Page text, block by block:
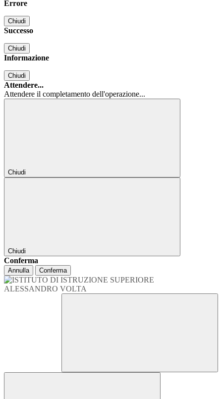
Errore
Chiudi
Successo
Chiudi
Informazione
Chiudi
Attendere...
Attendere il completamento dell'operazione...
Chiudi
Chiudi
Conferma
Annulla Conferma